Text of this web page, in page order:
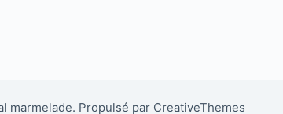
marmelade. Propulsé par CreativeThemes